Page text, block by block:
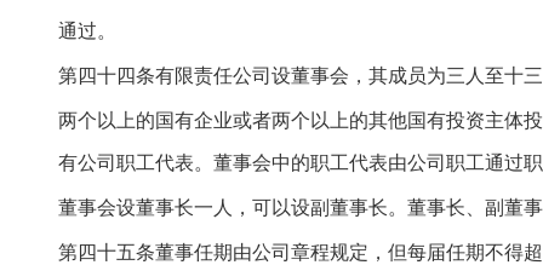
通过。
第四十四条有限责任公司设董事会，其成员为三人至十
两个以上的国有企业或者两个以上的其他国有投资主体
有公司职工代表。董事会中的职工代表由公司职工通过
董事会设董事长一人，可以设副董事长。董事长、副董
第四十五条董事任期由公司章程规定，但每届任期不得